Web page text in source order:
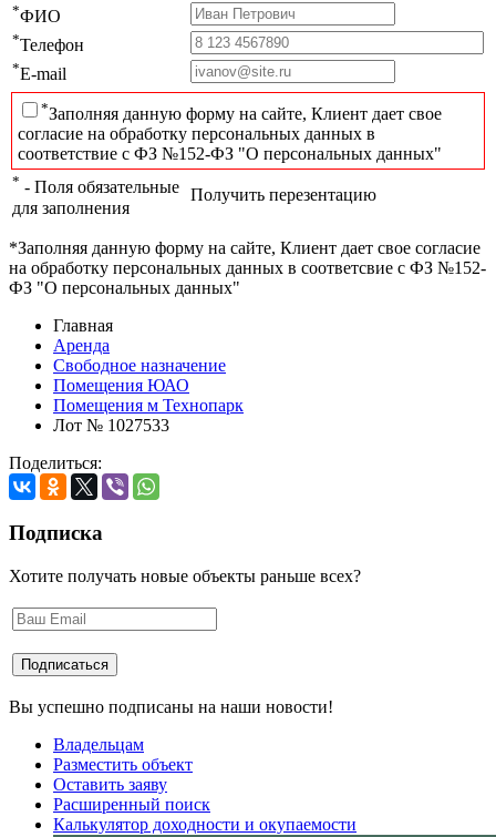
*ФИО
*Телефон
*E-mail
*Заполняя данную форму на сайте, Клиент дает свое
согласие на обработку персональных данных в
соответствие с ФЗ №152-ФЗ "О персональных данных"
* - Поля обязательные
для заполнения
Получить перезентацию
*Заполняя данную форму на сайте, Клиент дает свое согласие
на обработку персональных данных в соответсвие с ФЗ №152-
ФЗ "О персональных данных"
Главная
Аренда
Свободное назначение
Помещения ЮАО
Помещения м Технопарк
Лот № 1027533
Поделиться:
Подписка
Хотите получать новые объекты раньше всех?
Вы успешно подписаны на наши новости!
Владельцам
Разместить объект
Оставить заяву
Расширенный поиск
Калькулятор доходности и окупаемости